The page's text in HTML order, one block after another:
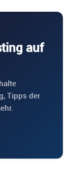
auf
Tipps der